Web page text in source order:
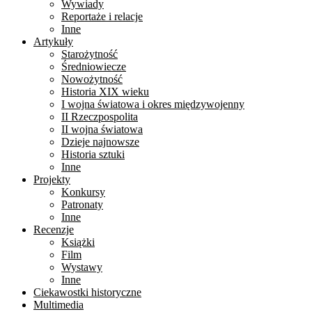
Wywiady
Reportaże i relacje
Inne
Artykuły
Starożytność
Średniowiecze
Nowożytność
Historia XIX wieku
I wojna światowa i okres międzywojenny
II Rzeczpospolita
II wojna światowa
Dzieje najnowsze
Historia sztuki
Inne
Projekty
Konkursy
Patronaty
Inne
Recenzje
Książki
Film
Wystawy
Inne
Ciekawostki historyczne
Multimedia